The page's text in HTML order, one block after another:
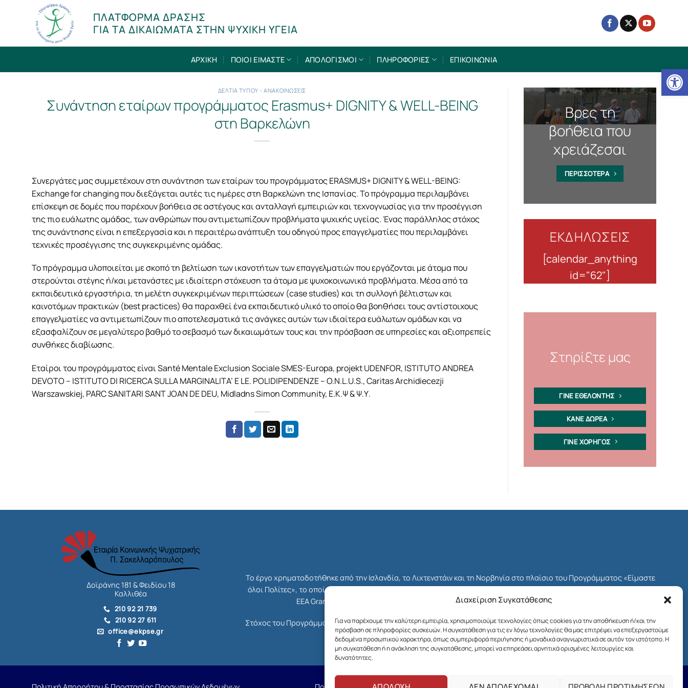
Διαχείριση Συγκατάθεσης
Για να παρέχουμε την καλύτερη εμπειρία, χρησιμοποιούμε τεχνολογίες όπως cookies για την αποθήκευση ή/και την
πρόσβαση σε πληροφορίες συσκευών. Η συγκατάθεση για τις εν λόγω τεχνολογίες θα μας επιτρέψει να επεξεργαστούμε
δεδομένα προσωπικού χαρακτήρα, όπως συμπεριφορά περιήγησης ή μοναδικά αναγνωριστικά σε αυτόν τον ιστότοπο. Η
μη συγκατάθεση ή η ανάκληση της συγκατάθεσης, μπορεί να επηρεάσει αρνητικά ορισμένες λειτουργίες και
δυνατότητες.
περιεχόμενο
ΠΛΑΤΦΟΡΜΑ ΔΡΑΣΗΣ
ΓΙΑ ΤΑ ΔΙΚΑΙΩΜΑΤΑ ΣΤΗΝ ΨΥΧΙΚΗ ΥΓΕΙΑ
ΑΡΧΙΚΗ ΠΟΙΟΙ ΕΙΜΑΣΤΕ ΑΠΟΛΟΓΙΣΜΟΙ ΠΛΗΡΟΦΟΡΙΕΣ ΕΠΙΚΟΙΝΩΝΙΑ
ΔΕΛΤΙΑ ΤΥΠΟΥ - ΑΝΑΚΟΙΝΩΣΕΙΣ
Συνάντηση εταίρων προγράμματος Erasmus+ DIGNITY & WELL-BEING
στη Βαρκελώνη
Συνεργάτες μας συμμετέχουν στη συνάντηση των εταίρων του προγράμματος ERASMUS+ DIGNITY & WELL-BEING:
Exchange for changing που διεξάγεται αυτές τις ημέρες στη Βαρκελώνη της Ισπανίας. Το πρόγραμμα περιλαμβάνει
επίσκεψη σε δομές που παρέχουν βοήθεια σε αστέγους και ανταλλαγή εμπειριών και τεχνογνωσίας για την προσέγγιση
της πιο ευάλωτης ομάδας, των ανθρώπων που αντιμετωπίζουν προβλήματα ψυχικής υγείας. Ένας παράλληλος στόχος
της συνάντησης είναι η επεξεργασία και η περαιτέρω ανάπτυξη του οδηγού προς επαγγελματίες που περιλαμβάνει
τεχνικές προσέγγισης της συγκεκριμένης ομάδας.
Το πρόγραμμα υλοποιείται με σκοπό τη βελτίωση των ικανοτήτων των επαγγελματιών που εργάζονται με άτομα που
στερούνται στέγης ή/και μετανάστες με ιδιαίτερη στόχευση τα άτομα με ψυχοκοινωνικά προβλήματα. Μέσα από τα
εκπαιδευτικά εργαστήρια, τη μελέτη συγκεκριμένων περιπτώσεων (case studies) και τη συλλογή βέλτιστων και
καινοτόμων πρακτικών (best practices) θα παραχθεί ένα εκπαιδευτικό υλικό το οποίο θα βοηθήσει τους αντίστοιχους
επαγγελματίες να αντιμετωπίζουν πιο αποτελεσματικά τις ανάγκες αυτών των ιδιαίτερα ευάλωτων ομάδων και να
εξασφαλίζουν σε μεγαλύτερο βαθμό το σεβασμό των δικαιωμάτων τους και την πρόσβαση σε υπηρεσίες και αξιοπρεπείς
συνθήκες διαβίωσης.
Εταίροι του προγράμματος είναι Santé Mentale Exclusion Sociale SMES-Europa, projekt UDENFOR, ISTITUTO ANDREA
DEVOTO – ISTITUTO DI RICERCA SULLA MARGINALITA’ E LE. POLIDIPENDENZE – O.N.L.U.S., Caritas Archidiecezji
Warszawskiej, PARC SANITARI SANT JOAN DE DEU, Midladns Simon Community, Ε.Κ.Ψ & Ψ.Υ.
Βρες τη
βοήθεια που
χρειάζεσαι
ΠΕΡΙΣΣΟΤΕΡΑ
ΕΚΔΗΛΩΣΕΙΣ
[calendar_anything
id="62"]
Στηρίξτε μας
ΓΙΝΕ ΕΘΕΛΟΝΤΗΣ
ΚΑΝΕ ΔΩΡΕΑ
ΓΙΝΕ ΧΟΡΗΓΟΣ
Δοϊράνης 181 & Φειδίου 18
Καλλιθέα
210 92 21 739
210 92 27 611
office@ekpse.gr
Το έργο χρηματοδοτήθηκε από την Ισλανδία, το Λιχτενστάιν και τη Νορβηγία στο πλαίσιο του Προγράμματος «Είμαστε
όλοι Πολίτες», το οποίο ήταν μέρος του συνολικού Χρηματοδοτικού Μηχανισμού του ΕΟΧ για την Ελλάδα, γνωστού ως
EEA Grants. Διαχειριστής Επιχορήγησης του Προγράμματος ήταν το Ίδρυμα Μποδοσάκη.
Στόχος του Προγράμματος ήταν η ενδυνάμωση της κοινωνίας των πολιτών στη χώρα μας και η ενίσχυση της κοινωνικής
δικαιοσύνης, της δημοκρατίας και της βιώσιμης ανάπτυξης.